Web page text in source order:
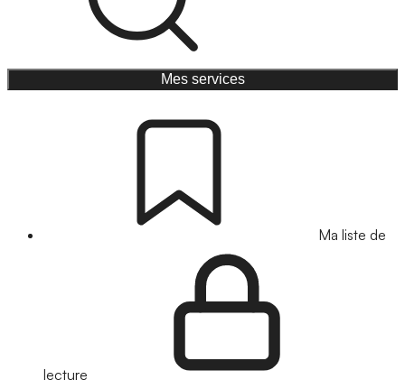
Mes services
Ma liste de
lecture